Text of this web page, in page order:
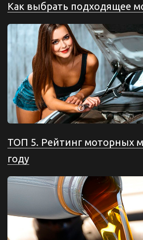
Как выбрать подходящее
ТОП 5. Рейтинг моторных
году